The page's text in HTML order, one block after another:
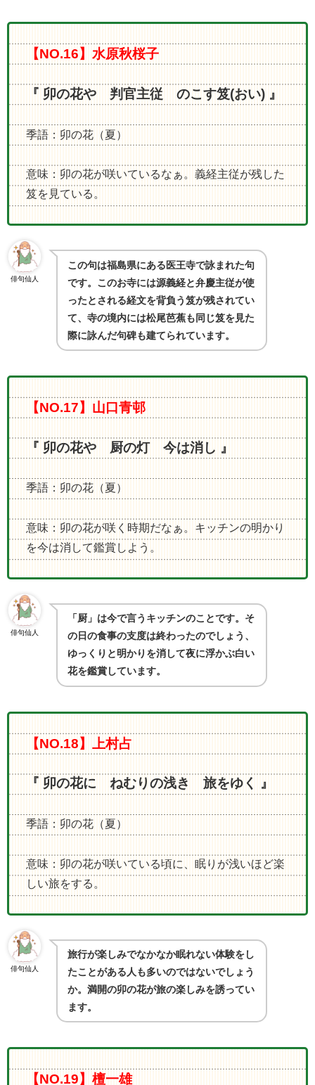
【NO.16】水原秋桜子
『 卯の花や 判官主従 のこす笈(おい) 』
季語：卯の花（夏）
意味：卯の花が咲いているなぁ。義経主従が残した
笈を見ている。
俳句仙人
この句は福島県にある医王寺で詠まれた句
です。このお寺には源義経と弁慶主従が使
ったとされる経文を背負う笈が残されてい
て、寺の境内には松尾芭蕉も同じ笈を見た
際に詠んだ句碑も建てられています。
【NO.17】山口青邨
『 卯の花や 厨の灯 今は消し 』
季語：卯の花（夏）
意味：卯の花が咲く時期だなぁ。キッチンの明かり
を今は消して鑑賞しよう。
俳句仙人
「厨」は今で言うキッチンのことです。そ
の日の食事の支度は終わったのでしょう、
ゆっくりと明かりを消して夜に浮かぶ白い
花を鑑賞しています。
【NO.18】上村占
『 卯の花に ねむりの浅き 旅をゆく 』
季語：卯の花（夏）
意味：卯の花が咲いている頃に、眠りが浅いほど楽
しい旅をする。
俳句仙人
旅行が楽しみでなかなか眠れない体験をし
たことがある人も多いのではないでしょう
か。満開の卯の花が旅の楽しみを誘ってい
ます。
【NO.19】檀一雄